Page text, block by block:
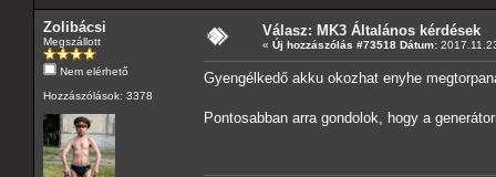
Zolibácsi
Megszállott
Nem elérhető
Hozzászólások: 3378
Válasz: MK3 Általános kérdések
« Új hozzászólás #73518 Dátum:
Gyengélkedő akku okozhat enyhe
Pontosabban arra gondolok, hogy a